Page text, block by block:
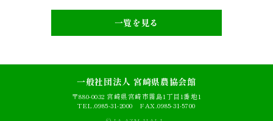
アクセス
一覧を見る
一般社団法人 宮崎県農協会館
〒880-0032 宮崎県宮崎市霧島1丁目1番地1
TEL.0985-31-2000 FAX.0985-31-5700